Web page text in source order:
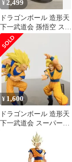
¥ 2,499
ドラゴンボール 造形天
下一武道会 孫悟空 スー
パーサイヤ人3 フィギ
ュア
¥ 1,600
ドラゴンボール 造形天
下一武道会 スーパーサ
イヤ人3 超戦士列伝悟
空2体セット